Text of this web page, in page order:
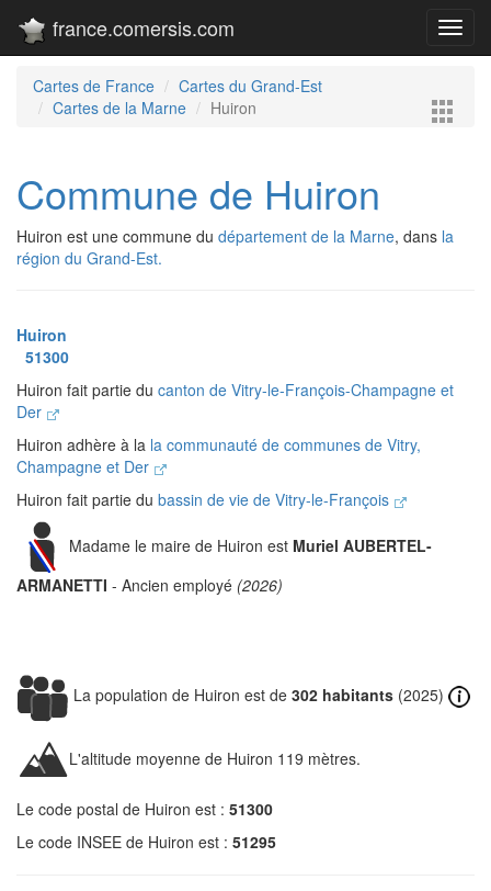
france.comersis.com
Cartes de France
Cartes du Grand-Est
Cartes de la Marne
Huiron
Commune de Huiron
Huiron est une commune du département de la Marne, dans la
région du Grand-Est.
Huiron
51300
Huiron fait partie du canton de Vitry-le-François-Champagne et
Der
Huiron adhère à la la communauté de communes de Vitry,
Champagne et Der
Huiron fait partie du bassin de vie de Vitry-le-François
Madame le maire de Huiron est Muriel AUBERTEL-
ARMANETTI - Ancien employé (2026)
La population de Huiron est de 302 habitants (2025)
L'altitude moyenne de Huiron 119 mètres.
Le code postal de Huiron est : 51300
Le code INSEE de Huiron est : 51295